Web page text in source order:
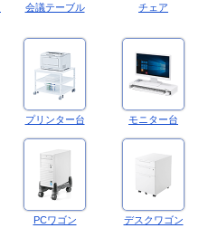
会議テーブル チェア
プリンター台 モニター台
PCワゴン デスクワゴン